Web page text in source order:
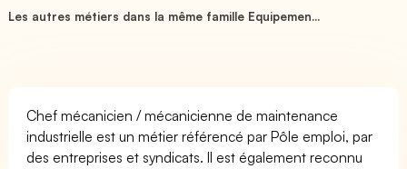
Les autres métiers dans la même famille Equipemen...
Chef mécanicien / mécanicienne de maintenance
industrielle est un métier référencé par Pôle emploi, par
des entreprises et syndicats. Il est également reconnu